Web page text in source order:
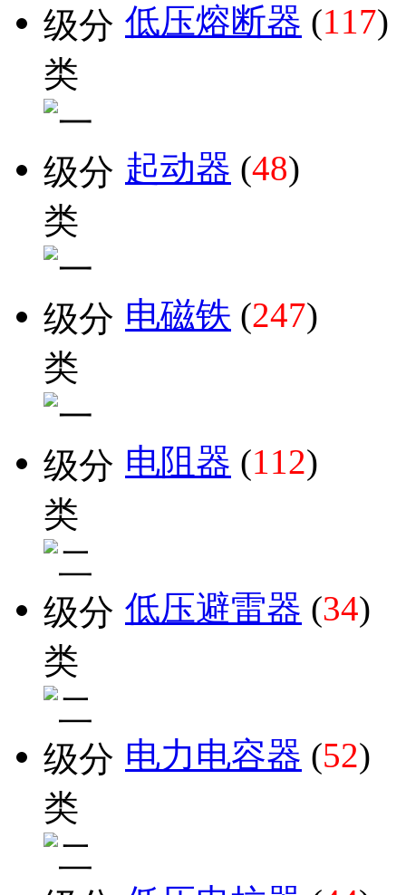
低压熔断器 (117)
起动器 (48)
电磁铁 (247)
电阻器 (112)
低压避雷器 (34)
电力电容器 (52)